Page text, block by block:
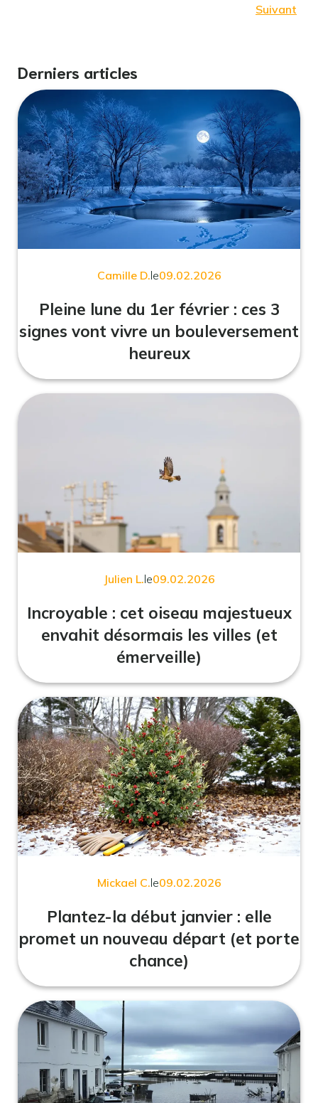
Suivant
Derniers articles
Camille D.le09.02.2026
Pleine lune du 1er février : ces 3
signes vont vivre un bouleversement
heureux
Julien L.le09.02.2026
Incroyable : cet oiseau majestueux
envahit désormais les villes (et
émerveille)
Mickael C.le09.02.2026
Plantez-la début janvier : elle
promet un nouveau départ (et porte
chance)